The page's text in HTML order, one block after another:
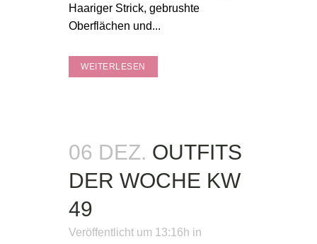
Haariger Strick, gebrushte
Oberflächen und...
WEITERLESEN
06 DEZ. OUTFITS
DER WOCHE KW
49
Veröffentlicht um 13:16h in